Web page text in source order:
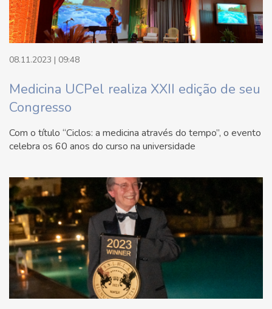
08.11.2023 | 09:48
Medicina UCPel realiza XXII edição de seu
Congresso
Com o título “Ciclos: a medicina através do tempo”, o evento
celebra os 60 anos do curso na universidade